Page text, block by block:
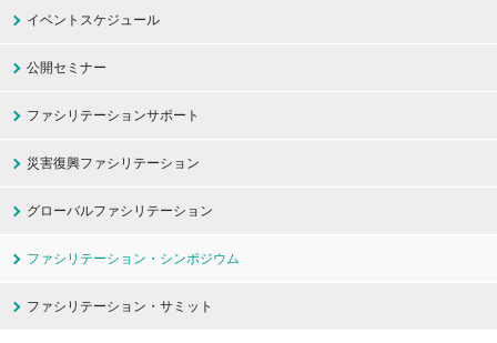
イベントスケジュール
公開セミナー
ファシリテーションサポート
災害復興ファシリテーション
グローバルファシリテーション
ファシリテーション・シンポジウム
ファシリテーション・サミット